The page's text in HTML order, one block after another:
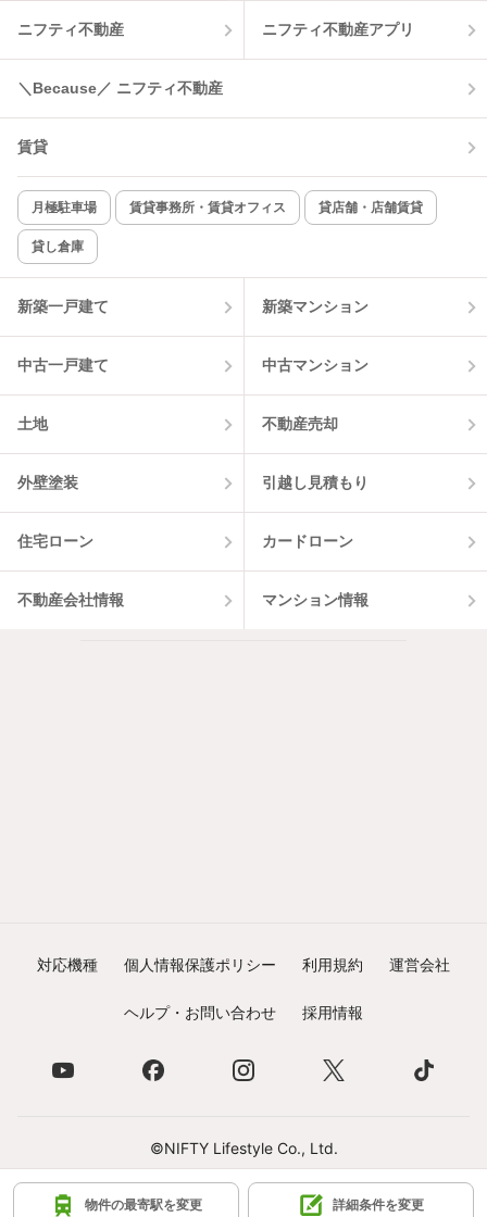
物件の最寄駅を変更 詳細条件を変更
ニフティ不動産 ニフティ不動産アプリ
＼Because／ ニフティ不動産
賃貸
月極駐車場 賃貸事務所・賃貸オフィス 貸店舗・店舗賃貸
貸し倉庫
新築一戸建て 新築マンション
中古一戸建て 中古マンション
土地 不動産売却
外壁塗装 引越し見積もり
住宅ローン カードローン
不動産会社情報 マンション情報
対応機種 個人情報保護ポリシー 利用規約 運営会社
ヘルプ・お問い合わせ 採用情報
©NIFTY Lifestyle Co., Ltd.